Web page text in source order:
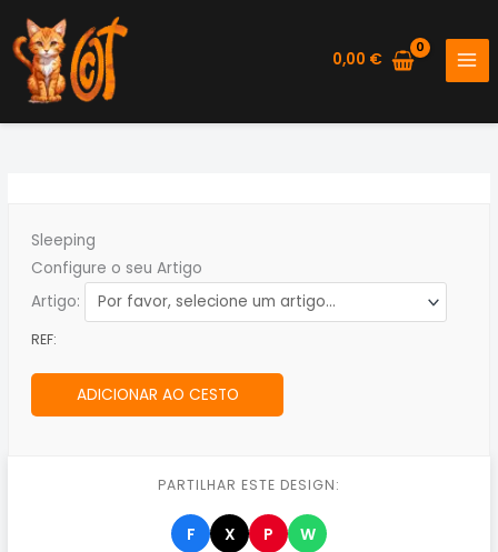
to
content
0,00 €
PARTILHAR ESTE DESIGN:
F X P W
Sleeping
Configure o seu Artigo
Artigo:
REF:
ADICIONAR AO CESTO